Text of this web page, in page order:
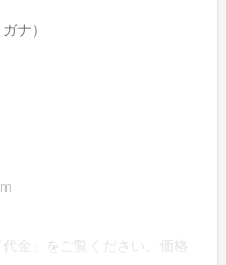
ナ）
金」をご覧ください。価格